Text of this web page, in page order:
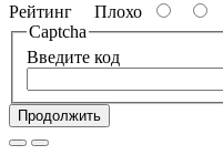
Рейтинг Плохо
Captcha
Введите код
Продолжить